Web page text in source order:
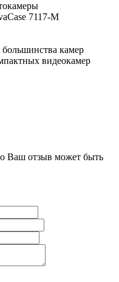
7117-M
камер
видеокамер
Ваш отзыв может быть